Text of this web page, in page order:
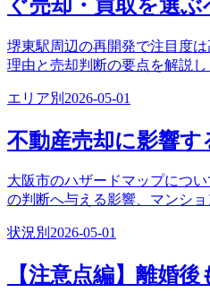
ぐ売却・買取を選ぶ
堺東駅周辺の再開発で注目度
理由と売却判断の要点を解説し
エリア別 2026-05-01
不動産売却に影響
大阪市のハザードマップにつ
の判断へ与える影響、マンシ
状況別 2026-05-01
【注意点編】離婚